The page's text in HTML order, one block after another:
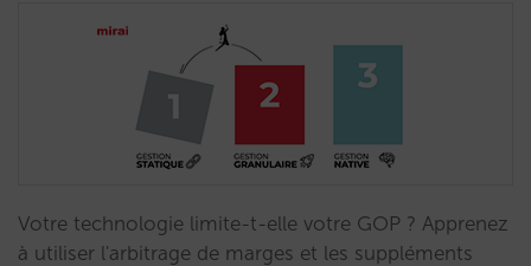
Votre technologie limite-t-elle votre GOP ? Apprenez
à utiliser l'arbitrage de marges et les suppléments